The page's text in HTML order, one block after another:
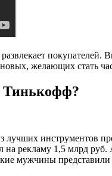
желающих стать
Тинькофф?
лучших инструментов
на рекламу 1,5 млрд
мужчины